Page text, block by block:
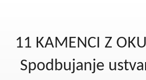
Kohezija do 2020
Po 2020
11 KAMENCI Z
Spodbujanje